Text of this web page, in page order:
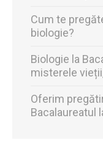
Cum te
biologie?
Biologie la
misterele
Oferim
Bacalaureatul